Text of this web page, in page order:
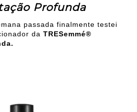
Profunda
passada finalmente testei
da TRESemmé®